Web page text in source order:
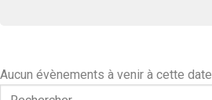
Aucun évènements à venir à cette date